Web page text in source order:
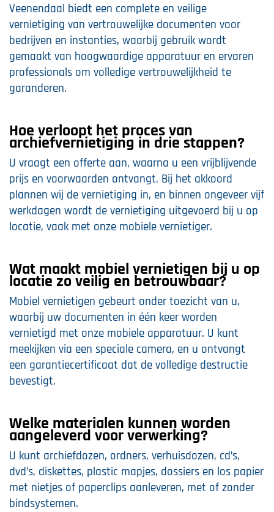
Veenendaal biedt een complete en veilige
vernietiging van vertrouwelijke documenten voor
bedrijven en instanties, waarbij gebruik wordt
gemaakt van hoogwaardige apparatuur en ervaren
professionals om volledige vertrouwelijkheid te
garanderen.
Hoe verloopt het proces van
archiefvernietiging in drie stappen?
U vraagt een offerte aan, waarna u een vrijblijvende
prijs en voorwaarden ontvangt. Bij het akkoord
plannen wij de vernietiging in, en binnen ongeveer vijf
werkdagen wordt de vernietiging uitgevoerd bij u op
locatie, vaak met onze mobiele vernietiger.
Wat maakt mobiel vernietigen bij u op
locatie zo veilig en betrouwbaar?
Mobiel vernietigen gebeurt onder toezicht van u,
waarbij uw documenten in één keer worden
vernietigd met onze mobiele apparatuur. U kunt
meekijken via een speciale camera, en u ontvangt
een garantiecertificaat dat de volledige destructie
bevestigt.
Welke materialen kunnen worden
aangeleverd voor verwerking?
U kunt archiefdozen, ordners, verhuisdozen, cd’s,
dvd’s, diskettes, plastic mapjes, dossiers en los papier
met nietjes of paperclips aanleveren, met of zonder
bindsystemen.